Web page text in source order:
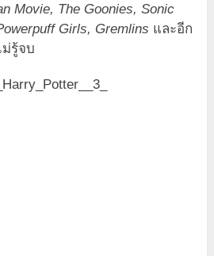
Movie, The Goonies, Sonic
Girls, Gremlins และอีก
รู้จบ